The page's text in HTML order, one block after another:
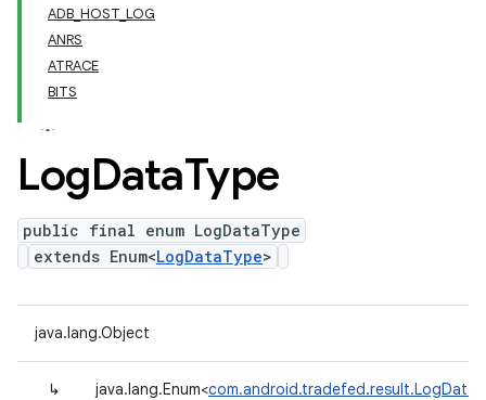
ADB_HOST_LOG
ANRS
ATRACE
BITS
LogDataType
public final enum LogDataType
extends Enum<LogDataType>
java.lang.Object
↳ java.lang.Enum<